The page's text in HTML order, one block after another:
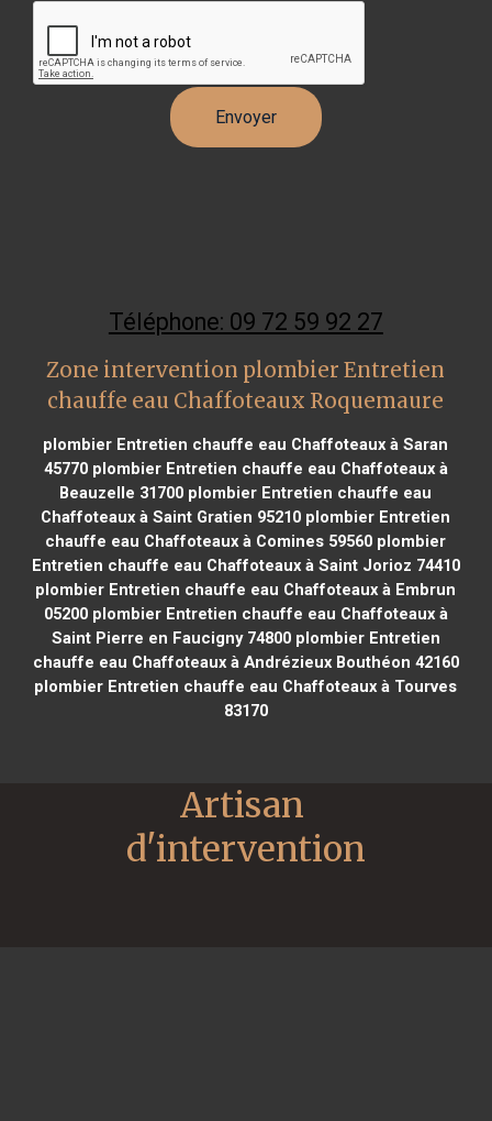
Téléphone: 09 72 59 92 27
Zone intervention plombier Entretien
chauffe eau Chaffoteaux Roquemaure
plombier Entretien chauffe eau Chaffoteaux à Saran
45770plombier Entretien chauffe eau Chaffoteaux à
Beauzelle 31700 plombier Entretien chauffe eau
Chaffoteaux à Saint Gratien 95210 plombier Entretien
chauffe eau Chaffoteaux à Comines 59560 plombier
Entretien chauffe eau Chaffoteaux à Saint Jorioz 74410
plombier Entretien chauffe eau Chaffoteaux à Embrun
05200plombier Entretien chauffe eau Chaffoteaux à
Saint Pierre en Faucigny 74800plombier Entretien
chauffe eau Chaffoteaux à Andrézieux Bouthéon 42160
plombier Entretien chauffe eau Chaffoteaux à Tourves
83170
Artisan
d'intervention